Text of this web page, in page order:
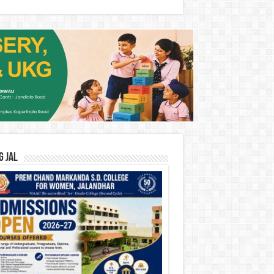
JAL